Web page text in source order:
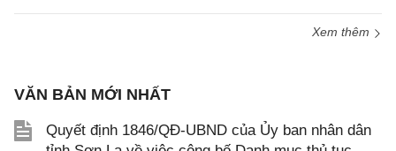
Xem thêm
VĂN BẢN MỚI NHẤT
Quyết định 1846/QĐ-UBND của Ủy ban nhân dân